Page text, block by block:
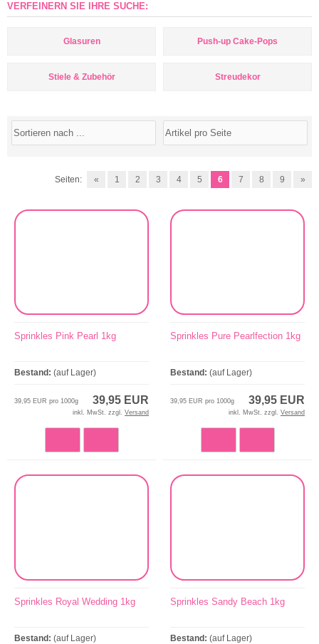
VERFEINERN SIE IHRE SUCHE:
Glasuren Push-up Cake-Pops
Stiele & Zubehör Streudekor
Seiten: « 1 2 3 4 5 6 7 8 9 »
Sprinkles Pink Pearl 1kg
Bestand: (auf Lager)
39,95 EUR
39,95 EUR pro 1000g
inkl. MwSt. zzgl. Versand
Sprinkles Pure Pearlfection 1kg
Bestand: (auf Lager)
39,95 EUR
39,95 EUR pro 1000g
inkl. MwSt. zzgl. Versand
Sprinkles Royal Wedding 1kg
Bestand: (auf Lager)
Sprinkles Sandy Beach 1kg
Bestand: (auf Lager)